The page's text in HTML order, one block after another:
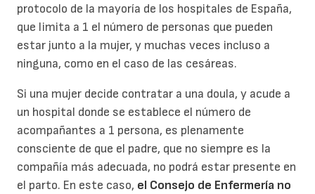
protocolo de la mayoría de los hospitales de España,
que limita a 1 el número de personas que pueden
estar junto a la mujer, y muchas veces incluso a
ninguna, como en el caso de las cesáreas.
Si una mujer decide contratar a una doula, y acude a
un hospital donde se establece el número de
acompañantes a 1 persona, es plenamente
consciente de que el padre, que no siempre es la
compañía más adecuada, no podrá estar presente en
el parto. En este caso, el Consejo de Enfermería no